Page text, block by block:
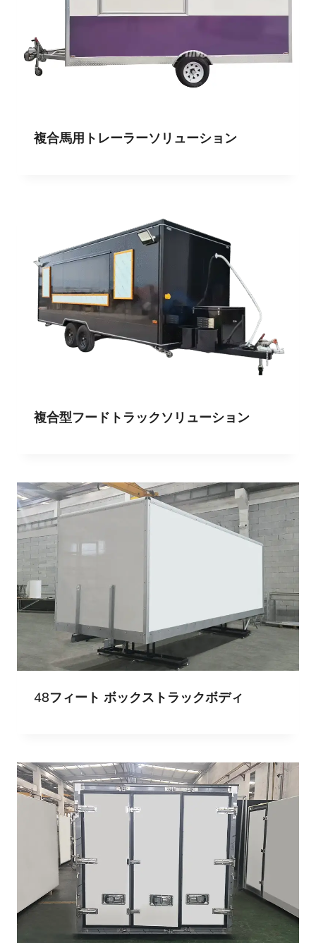
複合馬用トレーラーソリューション
複合型フードトラックソリューション
48フィート ボックストラックボディ